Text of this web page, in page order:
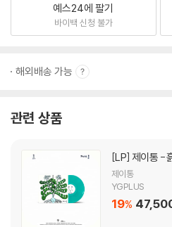
예스24에 팔기
바이백 신청 불가
해외배송 가능
관련 상품
[LP] 제이통 -
제이통
YGPLUS
19%